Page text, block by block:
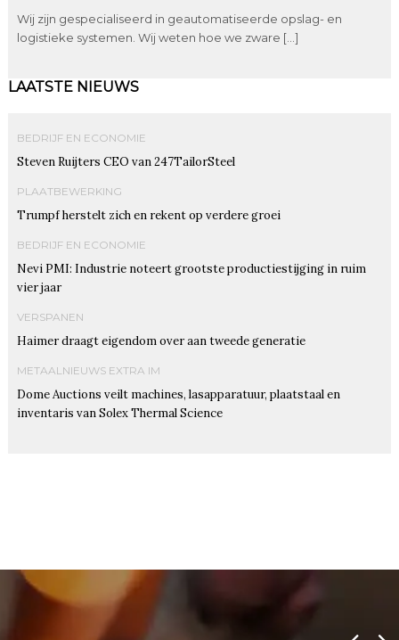
Wij zijn gespecialiseerd in geautomatiseerde opslag- en
logistieke systemen. Wij weten hoe we zware […]
LAATSTE NIEUWS
BEDRIJF EN ECONOMIE
Steven Ruijters CEO van 247TailorSteel
PLAATBEWERKING
Trumpf herstelt zich en rekent op verdere groei
BEDRIJF EN ECONOMIE
Nevi PMI: Industrie noteert grootste productiestijging in ruim
vier jaar
VERSPANEN
Haimer draagt eigendom over aan tweede generatie
METAALNIEUWS EXTRA IM
Dome Auctions veilt machines, lasapparatuur, plaatstaal en
inventaris van Solex Thermal Science